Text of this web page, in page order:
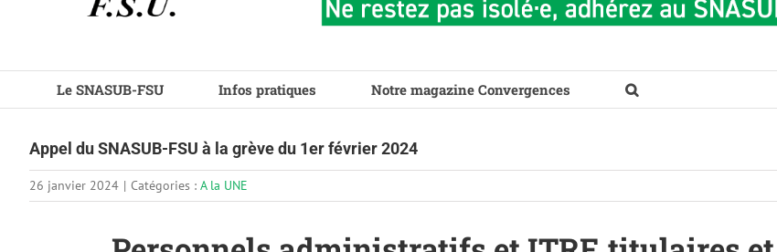
Le SNASUB-FSU Infos pratiques Notre magazine Convergences
Appel du SNASUB-FSU à la grève du 1er février 2024
26 janvier 2024 | Catégories : A la UNE